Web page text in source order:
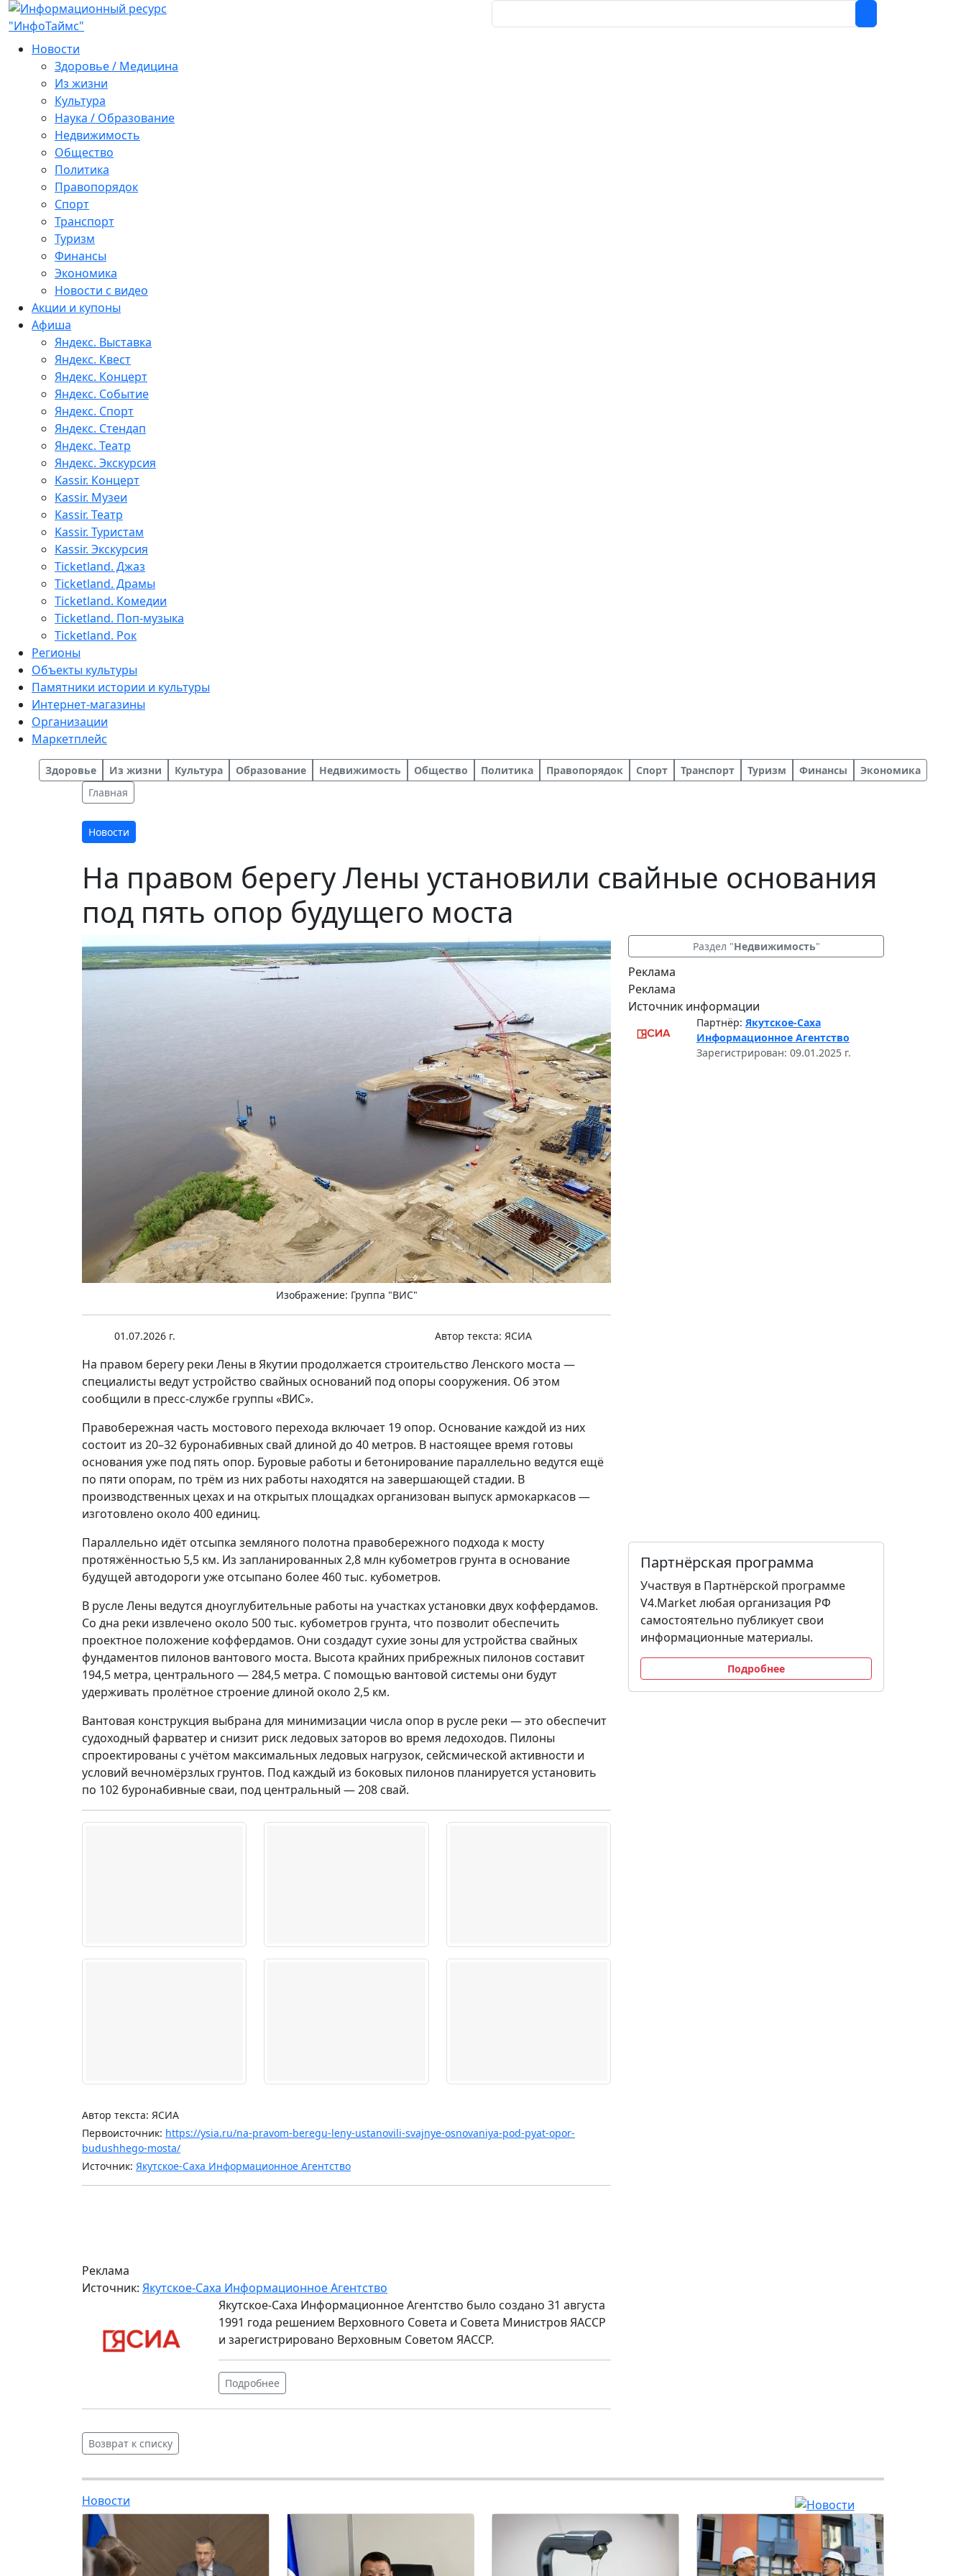
Новости
Здоровье / Медицина
Из жизни
Культура
Наука / Образование
Недвижимость
Общество
Политика
Правопорядок
Спорт
Транспорт
Туризм
Финансы
Экономика
Новости с видео
Акции и купоны
Афиша
Яндекс. Выставка
Яндекс. Квест
Яндекс. Концерт
Яндекс. Событие
Яндекс. Спорт
Яндекс. Стендап
Яндекс. Театр
Яндекс. Экскурсия
Kassir. Концерт
Kassir. Музеи
Kassir. Театр
Kassir. Туристам
Kassir. Экскурсия
Ticketland. Джаз
Ticketland. Драмы
Ticketland. Комедии
Ticketland. Поп-музыка
Ticketland. Рок
Регионы
Объекты культуры
Памятники истории и культуры
Интернет-магазины
Организации
Маркетплейс
Здоровье Из жизни Культура Образование Недвижимость Общество Политика Правопорядок Спорт Транспорт Туризм Финансы
Экономика
Главная
Новости
На правом берегу Лены установили свайные основания
под пять опор будущего моста
Изображение: Группа "ВИС"
01.07.2026 г. Автор текста: ЯСИА
На правом берегу реки Лены в Якутии продолжается строительство Ленского моста —
специалисты ведут устройство свайных оснований под опоры сооружения. Об этом
сообщили в пресс-службе группы «ВИС».
Правобережная часть мостового перехода включает 19 опор. Основание каждой из них
состоит из 20–32 буронабивных свай длиной до 40 метров. В настоящее время готовы
основания уже под пять опор. Буровые работы и бетонирование параллельно ведутся ещё
по пяти опорам, по трём из них работы находятся на завершающей стадии. В
производственных цехах и на открытых площадках организован выпуск армокаркасов —
изготовлено около 400 единиц.
Параллельно идёт отсыпка земляного полотна правобережного подхода к мосту
протяжённостью 5,5 км. Из запланированных 2,8 млн кубометров грунта в основание
будущей автодороги уже отсыпано более 460 тыс. кубометров.
В русле Лены ведутся дноуглубительные работы на участках установки двух коффердамов.
Со дна реки извлечено около 500 тыс. кубометров грунта, что позволит обеспечить
проектное положение коффердамов. Они создадут сухие зоны для устройства свайных
фундаментов пилонов вантового моста. Высота крайних прибрежных пилонов составит
194,5 метра, центрального — 284,5 метра. С помощью вантовой системы они будут
удерживать пролётное строение длиной около 2,5 км.
Вантовая конструкция выбрана для минимизации числа опор в русле реки — это обеспечит
судоходный фарватер и снизит риск ледовых заторов во время ледоходов. Пилоны
спроектированы с учётом максимальных ледовых нагрузок, сейсмической активности и
условий вечномёрзлых грунтов. Под каждый из боковых пилонов планируется установить
по 102 буронабивные сваи, под центральный — 208 свай.
Автор текста: ЯСИА
Первоисточник: https://ysia.ru/na-pravom-beregu-leny-ustanovili-svajnye-osnovaniya-pod-pyat-opor-
budushhego-mosta/
Источник: Якутское-Саха Информационное Агентство
Реклама
Источник: Якутское-Саха Информационное Агентство
Якутское-Саха Информационное Агентство было создано 31 августа
1991 года решением Верховного Совета и Совета Министров ЯАССР
и зарегистрировано Верховным Советом ЯАССР.
Подробнее
Раздел "Недвижимость"
Реклама
Реклама
Источник информации
Партнёр: Якутское-Саха
Информационное Агентство
Зарегистрирован: 09.01.2025 г.
Партнёрская программа
Участвуя в Партнёрской программе
V4.Market любая организация РФ
самостоятельно публикует свои
информационные материалы.
Подробнее
Возврат к списку
Новости